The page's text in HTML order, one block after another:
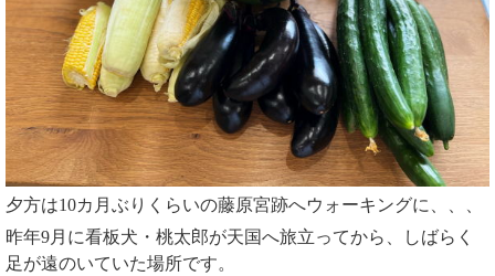
夕方は10カ月ぶりくらいの藤原宮跡へウォーキングに、、、
昨年9月に看板犬・桃太郎が天国へ旅立ってから、しばらく
足が遠のいていた場所です。